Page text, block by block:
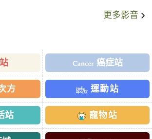
更多影音
癌症站
方 運動站
站 寵物站